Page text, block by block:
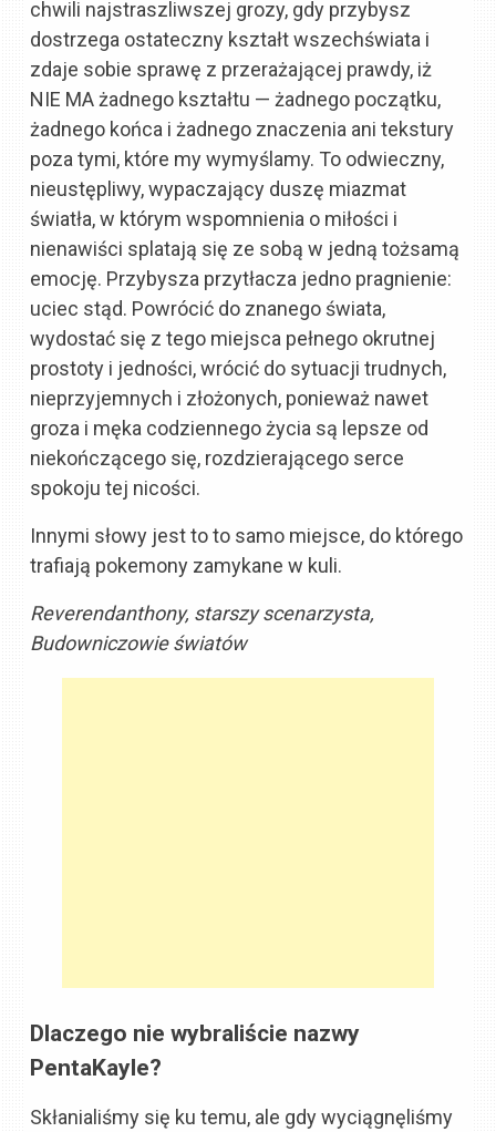
chwili najstraszliwszej grozy, gdy przybysz
dostrzega ostateczny kształt wszechświata i
zdaje sobie sprawę z przerażającej prawdy, iż
NIE MA żadnego kształtu — żadnego początku,
żadnego końca i żadnego znaczenia ani tekstury
poza tymi, które my wymyślamy. To odwieczny,
nieustępliwy, wypaczający duszę miazmat
światła, w którym wspomnienia o miłości i
nienawiści splatają się ze sobą w jedną tożsamą
emocję. Przybysza przytłacza jedno pragnienie:
uciec stąd. Powrócić do znanego świata,
wydostać się z tego miejsca pełnego okrutnej
prostoty i jedności, wrócić do sytuacji trudnych,
nieprzyjemnych i złożonych, ponieważ nawet
groza i męka codziennego życia są lepsze od
niekończącego się, rozdzierającego serce
spokoju tej nicości.
Innymi słowy jest to to samo miejsce, do którego
trafiają pokemony zamykane w kuli.
Reverendanthony, starszy scenarzysta,
Budowniczowie światów
Dlaczego nie wybraliście nazwy
PentaKayle?
Skłanialiśmy się ku temu, ale gdy wyciągnęliśmy